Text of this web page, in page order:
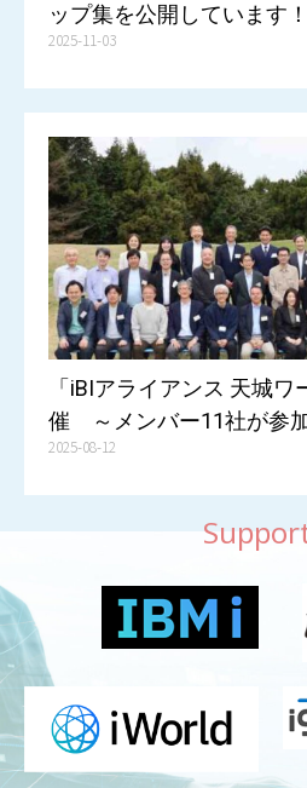
ップ集を公開しています！
2025-11-03
「iBIアライアンス 天城
催 ～メンバー11社が参
2025-08-12